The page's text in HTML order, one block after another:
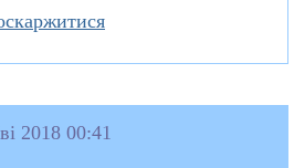
2018 00:41